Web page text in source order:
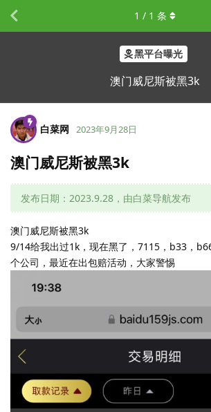
黑平台曝光
澳门威尼斯被黑3k
1 / 1 条
白菜网 2023年9月28日
澳门威尼斯被黑3k
发布日期：2023.9.28，由白菜导航发布
澳门威尼斯被黑3k
9/14给我出过1k，现在黑了，7115，b33，
个公司，最近在出包赔活动，大家警惕